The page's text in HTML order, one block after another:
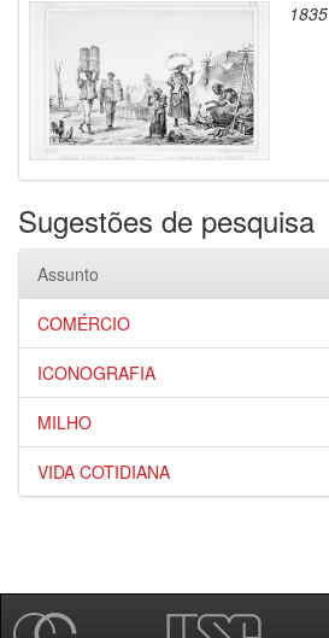
1835
Sugestões de pesquisa
Assunto
COMÉRCIO
ICONOGRAFIA
MILHO
VIDA COTIDIANA